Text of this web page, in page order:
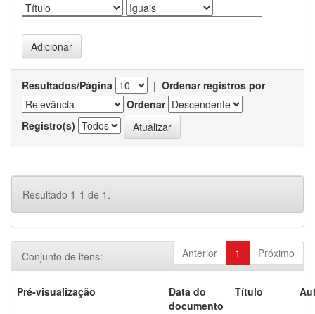
Resultados/Página | Ordenar registros por
Ordenar
Registro(s)
Resultado 1-1 de 1.
Anterior 1 Próximo
Conjunto de itens:
Pré-visualização
Data do
documento
Título